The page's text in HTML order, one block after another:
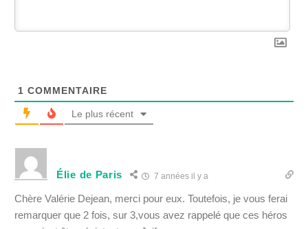
1 COMMENTAIRE
Le plus récent
Élie de Paris 7 années il y a
Chère Valérie Dejean, merci pour eux. Toutefois, je vous ferai
remarquer que 2 fois, sur 3,vous avez rappelé que ces héros